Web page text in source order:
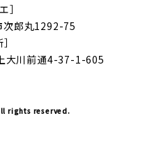
］
次郎丸1292-75
大川前通4-37-1-605
rights reserved.